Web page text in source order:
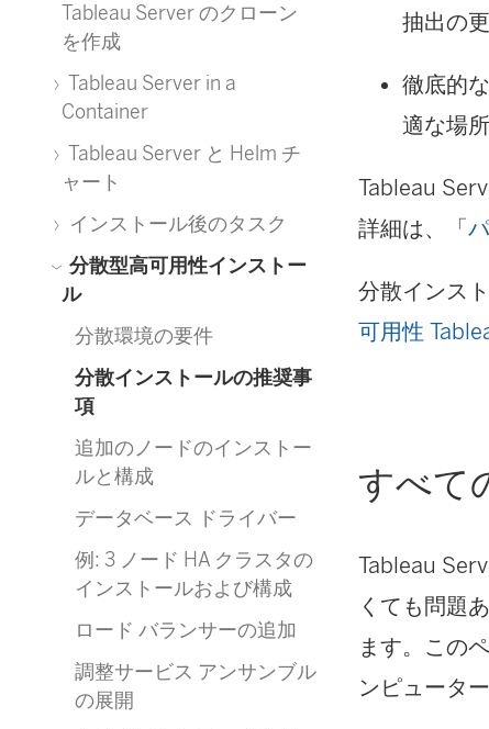
Tableau Server のクローン
を作成
Tableau Server in a
Container
Tableau Server と Helm チ
ャート
インストール後のタスク
分散型高可用性インストー
ル
分散環境の要件
分散インストールの推奨事
項
追加のノードのインストー
ルと構成
データベース ドライバー
例: 3 ノード HA クラスタの
インストールおよび構成
ロード バランサーの追加
調整サービス アンサンブル
の展開
抽出の
徹底的
適な場
Tableau
詳細は、「
分散インス
可用性
すべて
Tableau
くても問題
ます。この
ンピュータ